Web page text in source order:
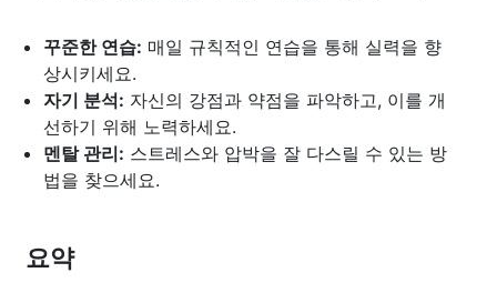
꾸준한 연습: 매일 규칙적인 연습을 통해 실력을 향
상시키세요.
자기 분석: 자신의 강점과 약점을 파악하고, 이를 개
선하기 위해 노력하세요.
멘탈 관리: 스트레스와 압박을 잘 다스릴 수 있는 방
법을 찾으세요.
요약